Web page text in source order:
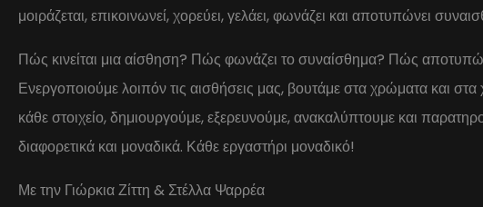
μοιράζεται, επικοινωνεί, χορεύει, γελάει, φωνάζει και αποτυπώνει
Πώς κινείται μια αίσθηση? Πώς φωνάζει το συναίσθημα? Πώς
Ενεργοποιούμε λοιπόν τις αισθήσεις μας, βουτάμε στα χρώματα και
κάθε στοιχείο, δημιουργούμε, εξερευνούμε, ανακαλύπτουμε και
διαφορετικά και μοναδικά. Κάθε εργαστήρι μοναδικό!
Με την Γιώρκια Ζίττη & Στέλλα Ψαρρέα